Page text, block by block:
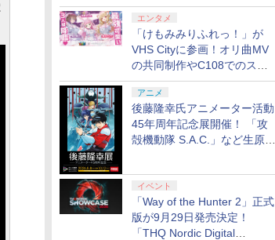
エンタメ
「けもみみりふれっ！」が
VHS Cityに参画！オリ曲MV
の共同制作やC108でのスペ
シャルコラボ広告を掲出
アニメ
後藤隆幸氏アニメーター活動
45年周年記念展開催！ 「攻
殻機動隊 S.A.C.」など生原
イベント
「Way of the Hunter 2」正式
版が9月29日発売決定！
「THQ Nordic Digital